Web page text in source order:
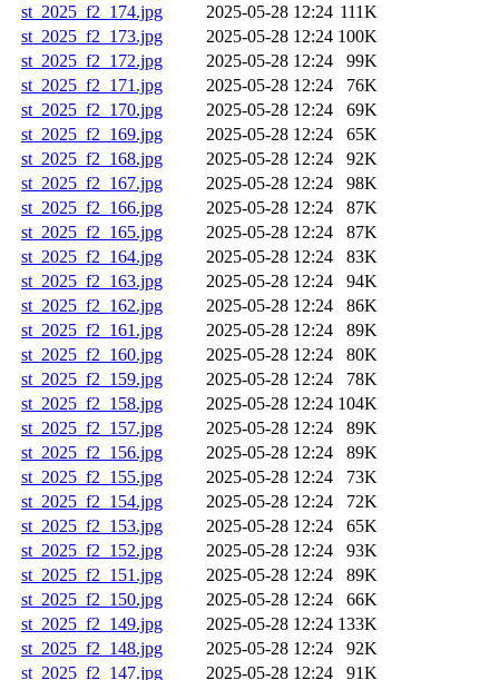
st_2025_f2_174.jpg
2025-05-28 12:24 111K
st_2025_f2_173.jpg
2025-05-28 12:24 100K
st_2025_f2_172.jpg
2025-05-28 12:24
99K
st_2025_f2_171.jpg
2025-05-28 12:24
76K
st_2025_f2_170.jpg
2025-05-28 12:24
69K
st_2025_f2_169.jpg
2025-05-28 12:24
65K
st_2025_f2_168.jpg
2025-05-28 12:24
92K
st_2025_f2_167.jpg
2025-05-28 12:24
98K
st_2025_f2_166.jpg
2025-05-28 12:24
87K
st_2025_f2_165.jpg
2025-05-28 12:24
87K
st_2025_f2_164.jpg
2025-05-28 12:24
83K
st_2025_f2_163.jpg
2025-05-28 12:24
94K
st_2025_f2_162.jpg
2025-05-28 12:24
86K
st_2025_f2_161.jpg
2025-05-28 12:24
89K
st_2025_f2_160.jpg
2025-05-28 12:24
80K
st_2025_f2_159.jpg
2025-05-28 12:24
78K
st_2025_f2_158.jpg
2025-05-28 12:24 104K
st_2025_f2_157.jpg
2025-05-28 12:24
89K
st_2025_f2_156.jpg
2025-05-28 12:24
89K
st_2025_f2_155.jpg
2025-05-28 12:24
73K
st_2025_f2_154.jpg
2025-05-28 12:24
72K
st_2025_f2_153.jpg
2025-05-28 12:24
65K
st_2025_f2_152.jpg
2025-05-28 12:24
93K
st_2025_f2_151.jpg
2025-05-28 12:24
89K
st_2025_f2_150.jpg
2025-05-28 12:24
66K
st_2025_f2_149.jpg
2025-05-28 12:24 133K
st_2025_f2_148.jpg
2025-05-28 12:24
92K
st_2025_f2_147.jpg
2025-05-28 12:24
91K